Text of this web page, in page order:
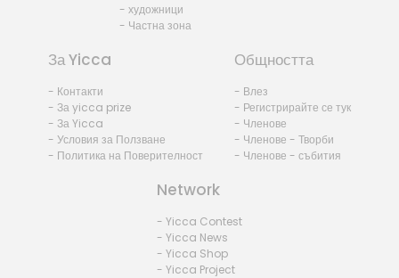
- художници
- Частна зона
За Yicca
- Контакти
- За yicca prize
- За Yicca
- Условия за Ползване
- Политика на Поверителност
Общността
- Влез
- Регистрирайте се тук
- Членове
- Членове - Творби
- Членове - събития
Network
- Yicca Contest
- Yicca News
- Yicca Shop
- Yicca Project